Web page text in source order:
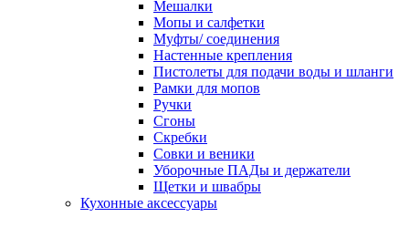
Мешалки
Мопы и салфетки
Муфты/ соединения
Настенные крепления
Пистолеты для подачи воды и шланги
Рамки для мопов
Ручки
Сгоны
Скребки
Совки и веники
Уборочные ПАДы и держатели
Щетки и швабры
Кухонные аксессуары